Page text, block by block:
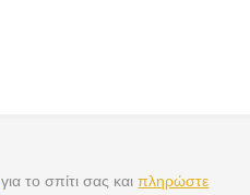
για το σπίτι σας καιπληρώστε